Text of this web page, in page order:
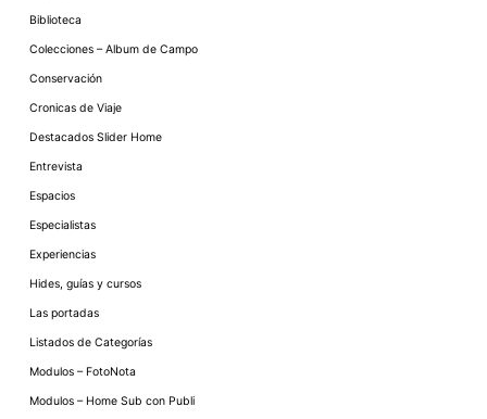
Biblioteca
Colecciones – Album de Campo
Conservación
Cronicas de Viaje
Destacados Slider Home
Entrevista
Espacios
Especialistas
Experiencias
Hides, guías y cursos
Las portadas
Listados de Categorías
Modulos – FotoNota
Modulos – Home Sub con Publi